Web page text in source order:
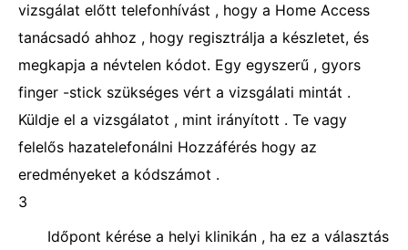
vizsgálat előtt telefonhívást , hogy a Home Access
tanácsadó ahhoz , hogy regisztrálja a készletet, és
megkapja a névtelen kódot. Egy egyszerű , gyors
finger -stick szükséges vért a vizsgálati mintát .
Küldje el a vizsgálatot , mint irányított . Te vagy
felelős hazatelefonálni Hozzáférés hogy az
eredményeket a kódszámot .
3
Időpont kérése a helyi klinikán , ha ez a választás